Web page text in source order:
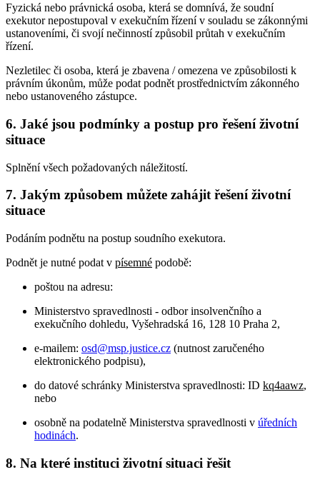
Fyzická nebo právnická osoba, která se domnívá, že soudní
exekutor nepostupoval v exekučním řízení v souladu se zákonnými
ustanoveními, či svojí nečinností způsobil průtah v exekučním
řízení.
Nezletilec či osoba, která je zbavena / omezena ve způsobilosti k
právním úkonům, může podat podnět prostřednictvím zákonného
nebo ustanoveného zástupce.
6. Jaké jsou podmínky a postup pro řešení životní
situace
Splnění všech požadovaných náležitostí.
7. Jakým způsobem můžete zahájit řešení životní
situace
Podáním podnětu na postup soudního exekutora.
Podnět je nutné podat v písemné podobě:
poštou na adresu:
Ministerstvo spravedlnosti - odbor insolvenčního a
exekučního dohledu, Vyšehradská 16, 128 10 Praha 2,
e-mailem: osd@msp.justice.cz (nutnost zaručeného
elektronického podpisu),
do datové schránky Ministerstva spravedlnosti: ID kq4aawz,
nebo
osobně na podatelně Ministerstva spravedlnosti v úředních
hodinách.
8. Na které instituci životní situaci řešit